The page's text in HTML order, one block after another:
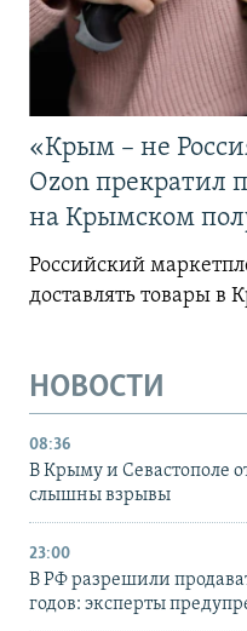
«Крым – не
Ozon прекратил
на Крымском
Российский
доставлять товары в
НОВОСТИ
08:36
В Крыму и Севастополе
слышны взрывы
23:00
В РФ разрешили
годов: эксперты